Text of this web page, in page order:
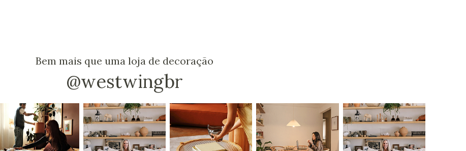
Bem mais que uma loja de decoração
@westwingbr